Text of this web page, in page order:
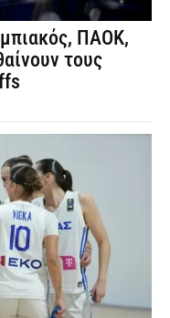
ΠΑΟΚ,
τους